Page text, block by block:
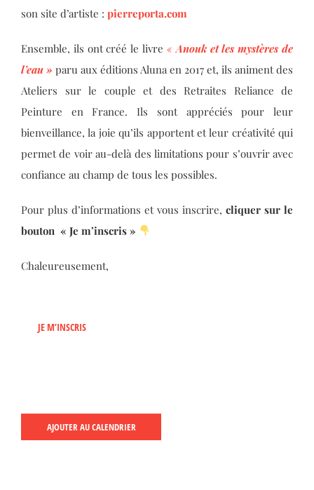
son site d’artiste : pierreporta.com
Ensemble, ils ont créé le livre « Anouk et les mystères de
l’eau » paru aux éditions Aluna en 2017 et, ils animent des
Ateliers sur le couple et des Retraites Reliance de
Peinture en France. Ils sont appréciés pour leur
bienveillance, la joie qu’ils apportent et leur créativité qui
permet de voir au-delà des limitations pour s’ouvrir avec
confiance au champ de tous les possibles.
Pour plus d’informations et vous inscrire, cliquer sur le
bouton « Je m’inscris »
Chaleureusement,
JE M’INSCRIS
AJOUTER AU CALENDRIER